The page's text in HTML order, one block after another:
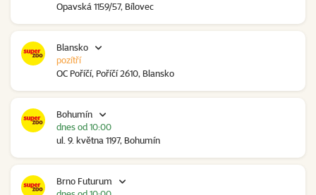
Opavská 1159/57, Bílovec
Blansko
OC Poříčí, Poříčí 2610, Blansko
pozítří
Bohumín
ul. 9. května 1197, Bohumín
dnes od 10:00
Brno Futurum